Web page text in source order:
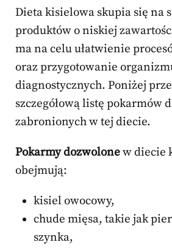
Dieta kisielowa skupia się na
produktów o niskiej
ma na celu ułatwienie
oraz przygotowanie
diagnostycznych. Poniżej
szczegółową listę pokarmów
zabronionych w tej diecie.
Pokarmy dozwolonew diecie
obejmują:
kisiel owocowy,
chude mięsa, takie jak
szynka,